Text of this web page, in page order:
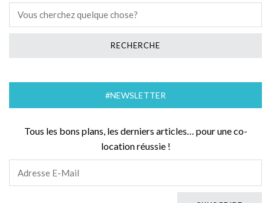
#NEWSLETTER
Tous les bons plans, les derniers articles… pour une co-
location réussie !